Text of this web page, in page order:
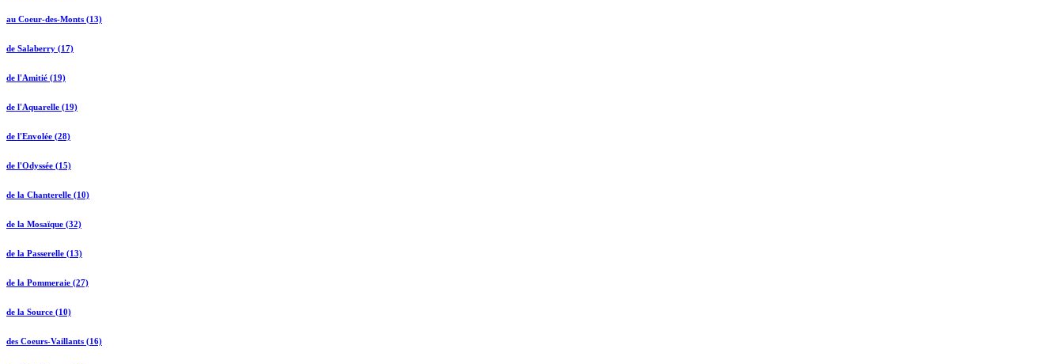
au Coeur-des-Monts (13)
de Salaberry (17)
de l'Amitié (19)
de l'Aquarelle (19)
de l'Envolée (28)
de l'Odyssée (15)
de la Chanterelle (10)
de la Mosaïque (32)
de la Passerelle (13)
de la Pommeraie (27)
de la Source (10)
des Coeurs-Vaillants (16)